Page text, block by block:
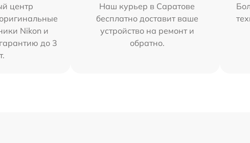
центр
Nikon и
до 3
Наш курьер в Саратове
бесплатно доставит ваше
устройство на ремонт и
обратно.